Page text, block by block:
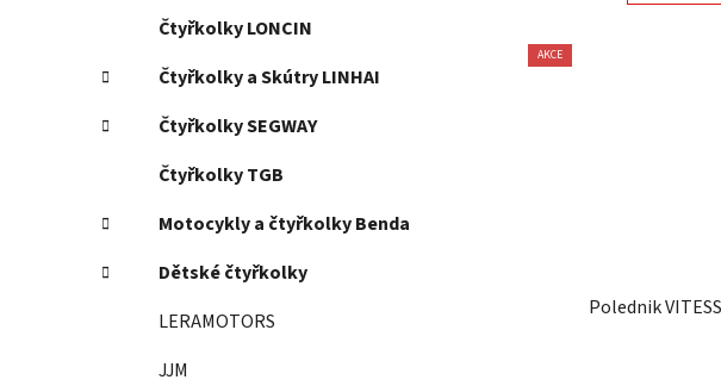
Čtyřkolky LONCIN
Čtyřkolky a Skútry LINHAI
Čtyřkolky SEGWAY
Čtyřkolky TGB
Motocykly a čtyřkolky Benda
Dětské čtyřkolky
LERAMOTORS
JJM
AKCE
Polednik